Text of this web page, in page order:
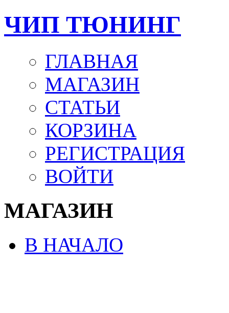
ЧИП ТЮНИНГ
ГЛАВНАЯ
МАГАЗИН
СТАТЬИ
КОРЗИНА
РЕГИСТРАЦИЯ
ВОЙТИ
МАГАЗИН
В НАЧАЛО